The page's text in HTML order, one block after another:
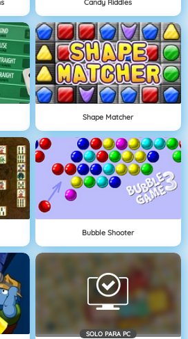
Shape Matcher
Bubble Shooter
SOLO PARA PC